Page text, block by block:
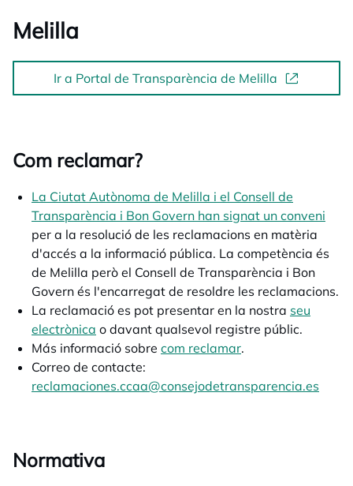
Melilla
Ir a Portal de Transparència de Melilla
Com reclamar?
La Ciutat Autònoma de Melilla i el Consell de
Transparència i Bon Govern han signat un conveni
per a la resolució de les reclamacions en matèria
d'accés a la informació pública. La competència és
de Melilla però el Consell de Transparència i Bon
Govern és l'encarregat de resoldre les reclamacions.
La reclamació es pot presentar en la nostra seu
electrònica o davant qualsevol registre públic.
Más informació sobre com reclamar.
Correo de contacte:
reclamaciones.ccaa@consejodetransparencia.es
Normativa